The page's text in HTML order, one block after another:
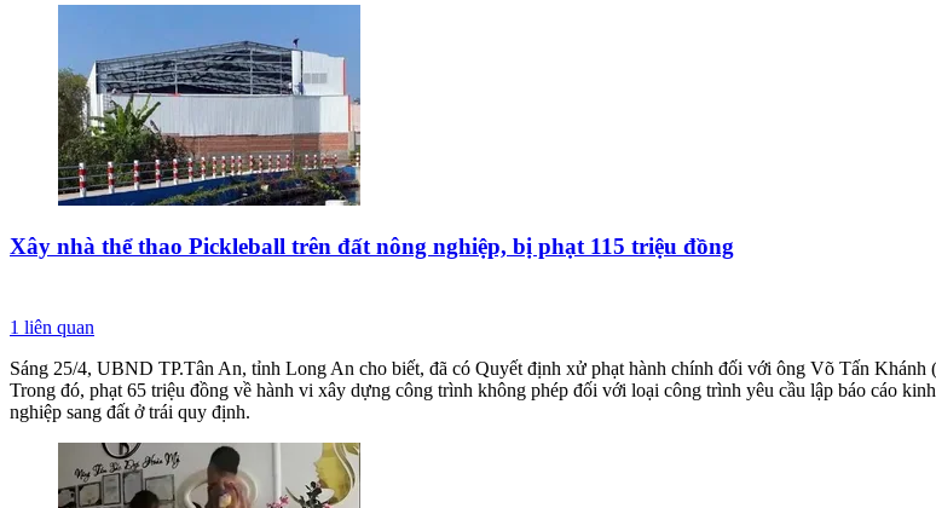
Xây nhà thể thao Pickleball trên đất nông nghiệp, bị phạt 115 triệu đồng
1 liên quan
Sáng 25/4, UBND TP.Tân An, tỉnh Long An cho biết, đã có Quyết định xử phạt hành chính đối với ông Võ Tấn
Trong đó, phạt 65 triệu đồng về hành vi xây dựng công trình không phép đối với loại công trình yêu cầu lập báo cáo
nghiệp sang đất ở trái quy định.